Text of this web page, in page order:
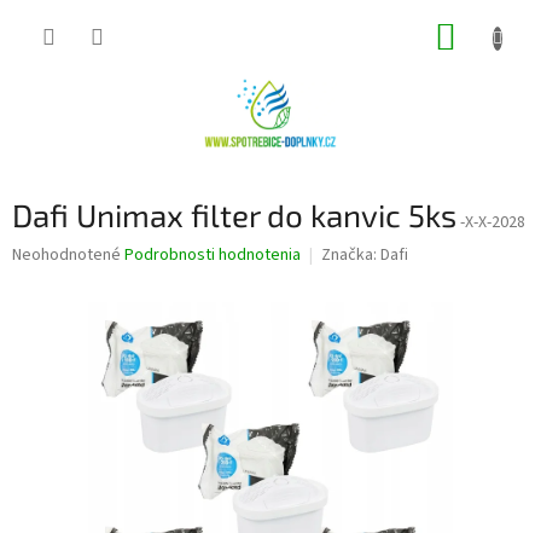
Dafi Unimax filter do kanvic 5ks -X-X-2028
Priemerné
Neohodnotené Podrobnosti hodnotenia Značka: Dafi